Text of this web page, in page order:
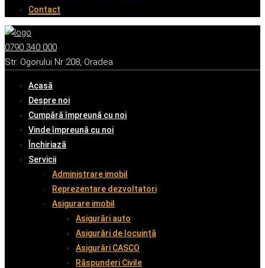
Contact
0790 340 000
Str. Ogorului Nr 208, Oradea
Acasă
Despre noi
Cumpără împreună cu noi
Vinde împreună cu noi
Închiriază
Servicii
Administrare imobil
Reprezentare dezvoltatori
Asigurare imobil
Asigurări auto
Asigurări de locuință
Asigurări CASCO
Răspunderi Civile